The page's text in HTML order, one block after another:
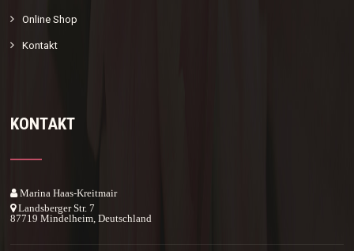
Online Shop
Kontakt
KONTAKT
Marina Haas-Kreitmair
Landsberger Str. 7
87719 Mindelheim, Deutschland